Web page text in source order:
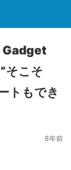
Gadget
こそ
トもでき
8年前